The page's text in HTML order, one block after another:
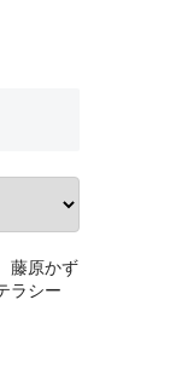
藤原かず
ラシー